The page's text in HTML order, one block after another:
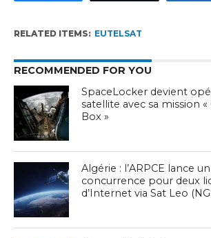
RELATED ITEMS: EUTELSAT
RECOMMENDED FOR YOU
SpaceLocker devient
satellite avec sa mission
Box »
Algérie : l’ARPCE lance
concurrence pour deux
d’Internet via Sat Leo